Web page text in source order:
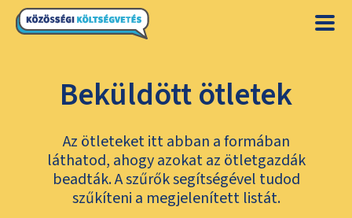
Beküldött ötletek
Az ötleteket itt abban a formában
láthatod, ahogy azokat az ötletgazdák
beadták. A szűrők segítségével tudod
szűkíteni a megjelenített listát.